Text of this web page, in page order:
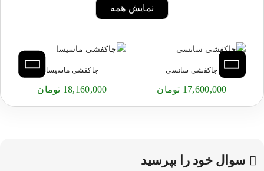
نمایش همه
جاکفشی سانسی
17,600,000 تومان
جاکفشی ماسیسا
18,160,000 تومان
سوال خود را بپرسید